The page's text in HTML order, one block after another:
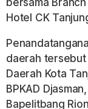
bersama
Hotel CK
daerah
Daerah Kota
BPKAD
Bapelitbang